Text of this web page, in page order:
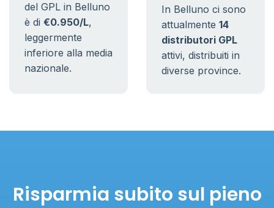
del GPL in Belluno
è di €0.950/L,
leggermente
inferiore alla media
nazionale.
In Belluno ci sono
attualmente 14
distributori GPL
attivi, distribuiti in
diverse province.
Risparmia subito sul pieno